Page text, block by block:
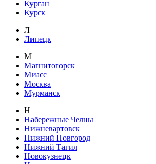
Курган
Курск
Л
Липецк
М
Магнитогорск
Миасс
Москва
Мурманск
Н
Набережные Челны
Нижневартовск
Нижний Новгород
Нижний Тагил
Новокузнецк